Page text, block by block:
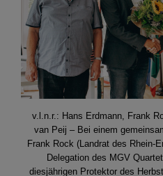
v.l.n.r.: Hans Erdmann, Frank
van Peij – Bei einem
Frank Rock (Landrat des Rhein-
Delegation des MGV
diesjährigen Protektor des